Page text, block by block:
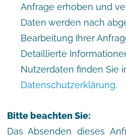
Anfrage erhoben und
Daten werden nach
Bearbeitung Ihrer
Detaillierte
Nutzerdaten finden Sie
Datenschutzerklärung.
Bitte beachten Sie:
Das Absenden dieses